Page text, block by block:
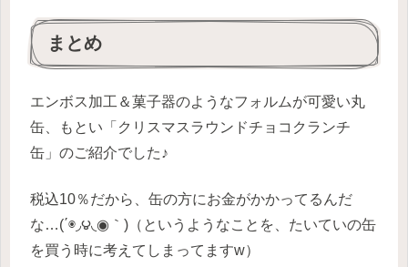
まとめ
エンボス加工＆菓子器のようなフォルムが可愛い丸
缶、もとい「クリスマスラウンドチョコクランチ
缶」のご紹介でした♪
税込10％だから、缶の方にお金がかかってるんだ
な…(΄◉◞౪◟◉｀)（というようなことを、たいていの缶
を買う時に考えてしまってますw）